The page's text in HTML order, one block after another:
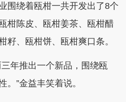
围绕着瓯柑一共开发出了8个
柑陈皮、瓯柑姜茶、瓯柑醋
籽、瓯柑饼、瓯柑爽口条。
年推出一个新品，围绕瓯
。”金益丰笑着说。